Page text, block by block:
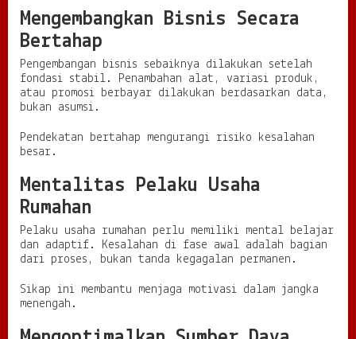
Mengembangkan Bisnis Secara
Bertahap
Pengembangan bisnis sebaiknya dilakukan setelah
fondasi stabil. Penambahan alat, variasi produk,
atau promosi berbayar dilakukan berdasarkan data,
bukan asumsi.
Pendekatan bertahap mengurangi risiko kesalahan
besar.
Mentalitas Pelaku Usaha
Rumahan
Pelaku usaha rumahan perlu memiliki mental belajar
dan adaptif. Kesalahan di fase awal adalah bagian
dari proses, bukan tanda kegagalan permanen.
Sikap ini membantu menjaga motivasi dalam jangka
menengah.